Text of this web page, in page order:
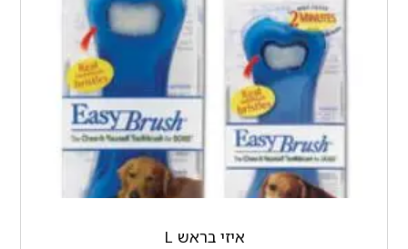
איזי בראש L